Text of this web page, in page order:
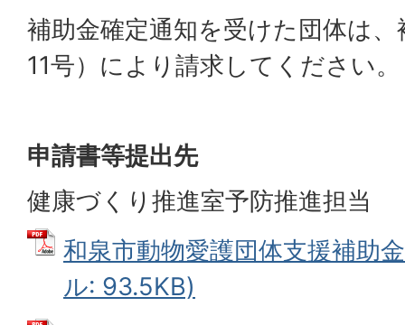
補助金確定通知を受けた団体は
11号）により請求してください。
申請書等提出先
健康づくり推進室予防推進担当
和泉市動物愛護団体支援補助
ル: 93.5KB)